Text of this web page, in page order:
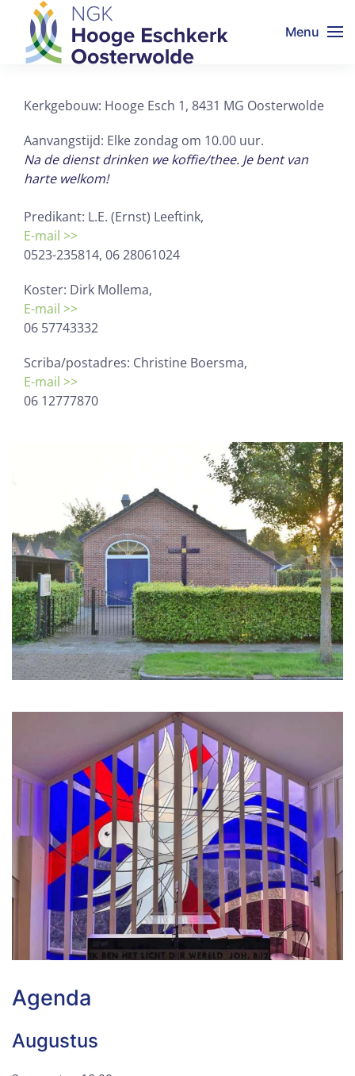
Menu
Kerkgebouw: Hooge Esch 1, 8431 MG Oosterwolde
Aanvangstijd: Elke zondag om 10.00 uur.
Na de dienst drinken we koffie/thee. Je bent van
harte welkom!
Predikant: L.E. (Ernst) Leeftink,
E-mail >>
0523-235814, 06 28061024
Koster: Dirk Mollema,
E-mail >>
06 57743332
Scriba/postadres: Christine Boersma,
E-mail >>
06 12777870
Agenda
Augustus